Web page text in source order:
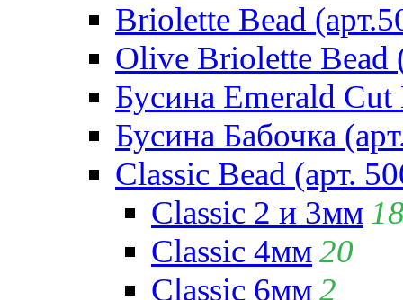
Briolette Bead
Olive Briolette Bead
Бусина Emerald Cut
Бусина Бабочка
Classic Bead (арт.
Classic 2 и 3мм
Classic 4мм20
Classic 6мм2